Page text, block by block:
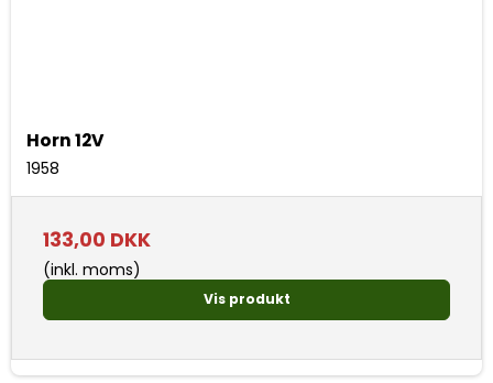
Horn 12V
1958
133,00 DKK
(inkl. moms)
Vis produkt